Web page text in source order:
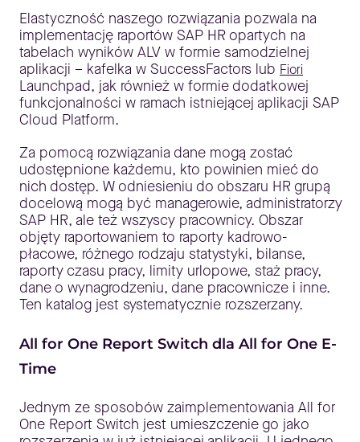
Elastyczność naszego rozwiązania pozwala na
implementację raportów SAP HR opartych na
tabelach wyników ALV w formie samodzielnej
aplikacji – kafelka w SuccessFactors lub Fiori
Launchpad, jak również w formie dodatkowej
funkcjonalności w ramach istniejącej aplikacji SAP
Cloud Platform.
Za pomocą rozwiązania dane mogą zostać
udostępnione każdemu, kto powinien mieć do
nich dostęp. W odniesieniu do obszaru HR grupą
docelową mogą być managerowie, administratorzy
SAP HR, ale też wszyscy pracownicy. Obszar
objęty raportowaniem to raporty kadrowo-
płacowe, różnego rodzaju statystyki, bilanse,
raporty czasu pracy, limity urlopowe, staż pracy,
dane o wynagrodzeniu, dane pracownicze i inne.
Ten katalog jest systematycznie rozszerzany.
All for One Report Switch dla All for One E-
Time
Jednym ze sposobów zaimplementowania All for
One Report Switch jest umieszczenie go jako